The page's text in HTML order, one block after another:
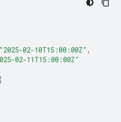
"2025-02-10T15:00:00Z" ,
02-11T15:00:00Z"